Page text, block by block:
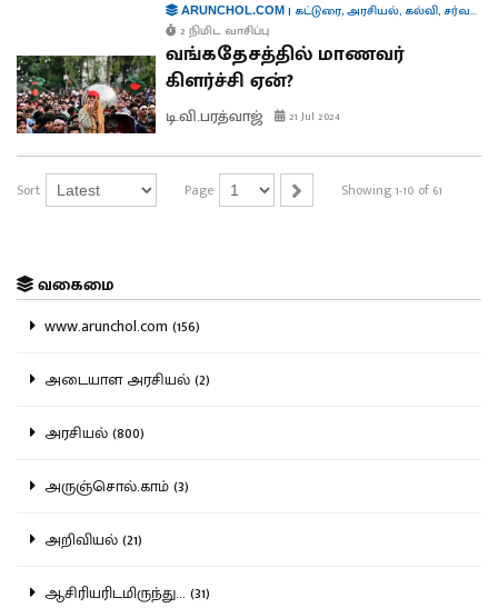
ARUNCHOL.COM| கட்டுரை,அரசியல், கல்வி, சர்வதேசம்
2 நிமிட வாசிப்பு
வங்கதேசத்தில் மாணவர்
கிளர்ச்சி ஏன்?
டி.வி.பரத்வாஜ் 21 Jul 2024
Sort Page Showing 1-10 of 61
வகைமை
www.arunchol.com (156)
அடையாள அரசியல் (2)
அரசியல் (800)
அருஞ்சொல்.காம் (3)
அறிவியல் (21)
ஆசிரியரிடமிருந்து... (31)